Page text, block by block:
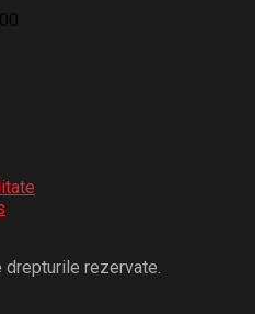
rezervate.